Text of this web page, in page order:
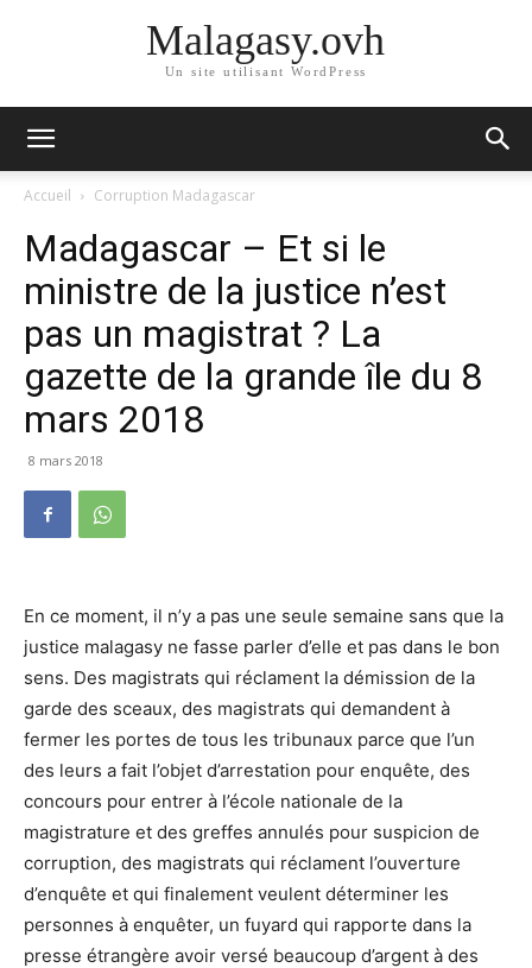
Malagasy.ovh
Un site utilisant WordPress
Accueil Corruption Madagascar
Madagascar – Et si le
ministre de la justice n’est
pas un magistrat ? La
gazette de la grande île du 8
mars 2018
8 mars 2018
En ce moment, il n’y a pas une seule semaine sans que la
justice malagasy ne fasse parler d’elle et pas dans le bon
sens. Des magistrats qui réclament la démission de la
garde des sceaux, des magistrats qui demandent à
fermer les portes de tous les tribunaux parce que l’un
des leurs a fait l’objet d’arrestation pour enquête, des
concours pour entrer à l’école nationale de la
magistrature et des greffes annulés pour suspicion de
corruption, des magistrats qui réclament l’ouverture
d’enquête et qui finalement veulent déterminer les
personnes à enquêter, un fuyard qui rapporte dans la
presse étrangère avoir versé beaucoup d’argent à des